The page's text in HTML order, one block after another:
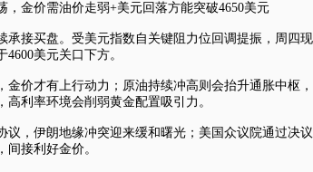
金价需油价走弱+美元回落方能突破4650美元
承接买盘。受美元指数 自关键阻力位回调提振，周四
美元关口下方。
价才有上行动力；原油持续冲高则会抬升通胀中
利率环境会削弱黄金配置吸引力。
，伊朗地缘冲突迎来缓和曙光；美国众议院通过
接利好金价。